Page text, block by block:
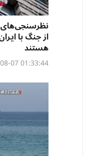
نظرسنجی‌‌های
از جنگ با
هستند
01:33:44 2026-08-07